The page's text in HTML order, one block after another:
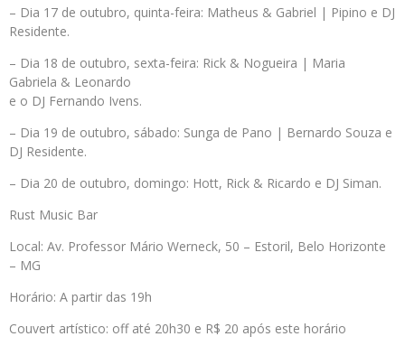
– Dia 17 de outubro, quinta-feira: Matheus & Gabriel | Pipino e DJ
Residente.
– Dia 18 de outubro, sexta-feira: Rick & Nogueira | Maria
Gabriela & Leonardo
e o DJ Fernando Ivens.
– Dia 19 de outubro, sábado: Sunga de Pano | Bernardo Souza e
DJ Residente.
– Dia 20 de outubro, domingo: Hott, Rick & Ricardo e DJ Siman.
Rust Music Bar
Local: Av. Professor Mário Werneck, 50 – Estoril, Belo Horizonte
– MG
Horário: A partir das 19h
Couvert artístico: off até 20h30 e R$ 20 após este horário